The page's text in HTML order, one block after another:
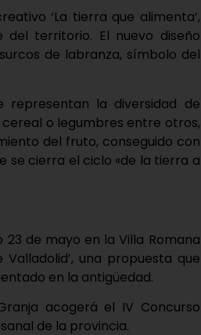
‘La tierra que alimenta’,
territorio. El nuevo diseño
de labranza, símbolo del
la diversidad de
o legumbres entre otros,
del fruto, conseguido con
se cierra el ciclo «de la tierra a
de mayo en la Villa Romana
una propuesta que
en la antigüedad.
acogerá el IV Concurso
de la provincia.